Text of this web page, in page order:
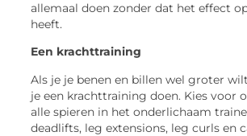
allemaal doen zonder dat het effect
heeft.
Een krachttraining
Als je je benen en billen wel groter
je een krachttraining doen. Kies voor
alle spieren in het onderlichaam
deadlifts, leg extensions, leg curls en